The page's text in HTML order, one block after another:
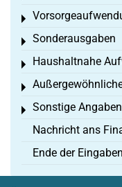
Toggle menu
Sonderausgaben
Toggle menu
Haushaltnahe
Toggle menu
Toggle menu
Sonstige Angaben
Toggle menu
Nachricht ans
Ende der Eingaben